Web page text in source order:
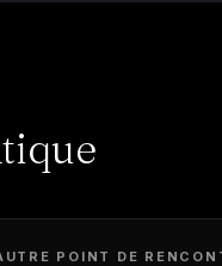
POINT DE